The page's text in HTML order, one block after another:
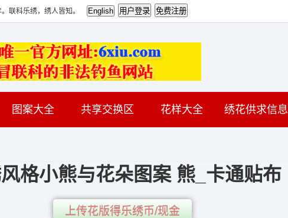
。联科乐绣，绣人皆知。
图案大全 共享交换区 花样大全 绣花供求信息
格小熊与花朵图案 熊_卡通贴布
上传花版得乐绣币/现金